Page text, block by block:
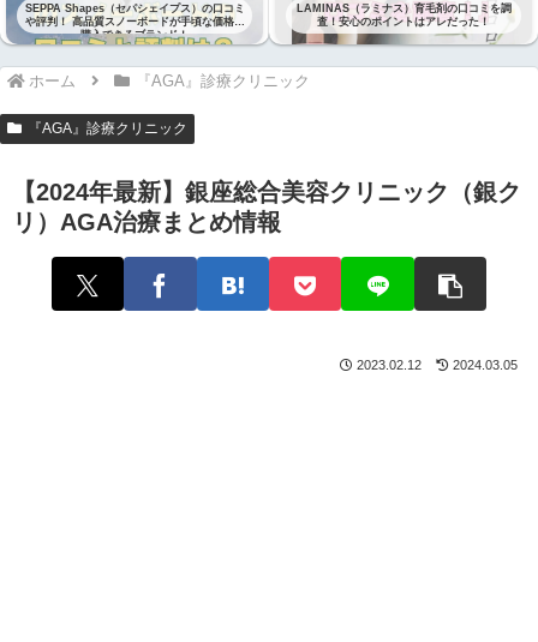
SEPPA Shapes（セパシェイプス）の口コミ
や評判！ 高品質スノーボードが手頃な価格で
購入できるブランド！
LAMINAS（ラミナス）育毛剤の口コミを調
査！安心のポイントはアレだった！
ホーム 『AGA』診療クリニック
『AGA』診療クリニック
【2024年最新】銀座総合美容クリニック（銀ク
リ）AGA治療まとめ情報
2023.02.12 2024.03.05